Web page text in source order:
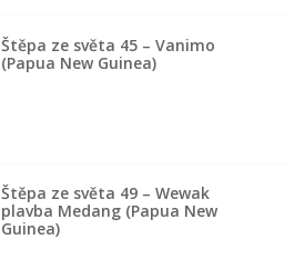
Štěpa ze světa 45 – Vanimo
(Papua New Guinea)
Štěpa ze světa 49 – Wewak
plavba Medang (Papua New
Guinea)